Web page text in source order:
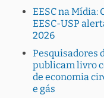
EESC na Mídia:
EESC-USP
2026
Pesquisadores
publicam livro
de economia
e gás